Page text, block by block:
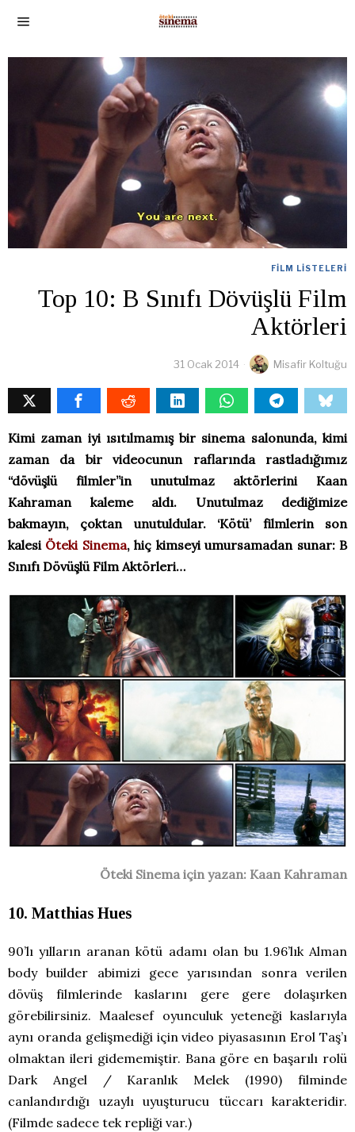
FILM LISTELERI
Top 10: B Sınıfı Dövüşlü Film
Aktörleri
31 Ocak 2014 Misafir Koltuğu
Kimi zaman iyi ısıtılmamış bir sinema salonunda, kimi
zaman da bir videocunun raflarında rastladığımız
“dövüşlü filmler”in unutulmaz aktörlerini Kaan
Kahraman kaleme aldı. Unutulmaz dediğimize
bakmayın, çoktan unutuldular. ‘Kötü’ filmlerin son
kalesi Öteki Sinema, hiç kimseyi umursamadan sunar: B
Sınıfı Dövüşlü Film Aktörleri…
Öteki Sinema için yazan: Kaan Kahraman
10. Matthias Hues
90’lı yılların aranan kötü adamı olan bu 1.96’lık Alman
body builder abimizi gece yarısından sonra verilen
dövüş filmlerinde kaslarını gere gere dolaşırken
görebilirsiniz. Maalesef oyunculuk yeteneği kaslarıyla
aynı oranda gelişmediği için video piyasasının Erol Taş’ı
olmaktan ileri gidememiştir. Bana göre en başarılı rolü
Dark Angel / Karanlık Melek (1990) filminde
canlandırdığı uzaylı uyuşturucu tüccarı karakteridir.
(Filmde sadece tek repliği var.)